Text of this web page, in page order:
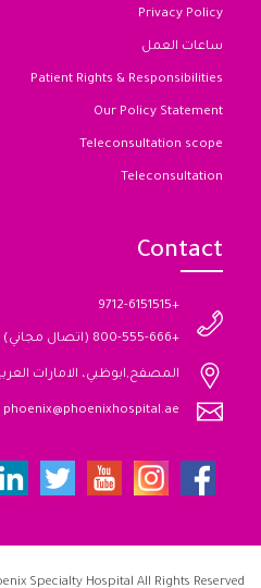
Privacy Policy
ساعات العمل
Patient Rights & Responsibilities
Our Policy Statement
Teleconsultation scope
Teleconsultation
Contact
+9712-6151515
+800-555-666 (اتصال مجاني)
المصفح,ابوظبي، الامارات
phoenix@phoenixhospital.ae
Specialty Hospital All Rights Reserved